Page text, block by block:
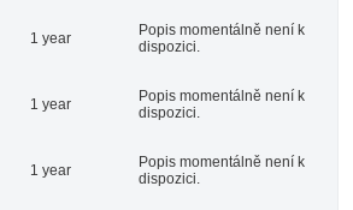
1 year
Popis momentálně není k
dispozici.
1 year
Popis momentálně není k
dispozici.
1 year
Popis momentálně není k
dispozici.